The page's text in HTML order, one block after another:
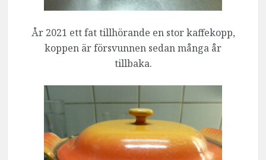
År 2021 ett fat tillhörande en stor kaffekopp,
koppen är försvunnen sedan många år
tillbaka.